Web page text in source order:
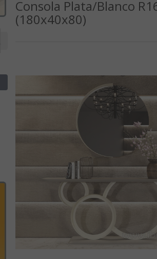
Consola Plata/Blanco
(180x40x80)